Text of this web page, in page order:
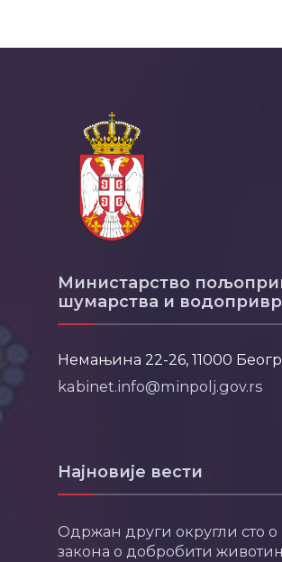
Министарство
шумарства и
Немањина 22-26, 11000
kabinet.info@minpolj.gov.rs
Најновије вести
Одржан други округли сто о
закона о добробити